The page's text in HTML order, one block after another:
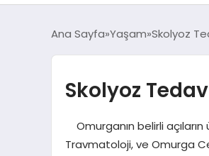
Ana Sayfa Yaşam Skolyoz
Skolyoz
Omurganın belirli
Travmatoloji, ve Omurga